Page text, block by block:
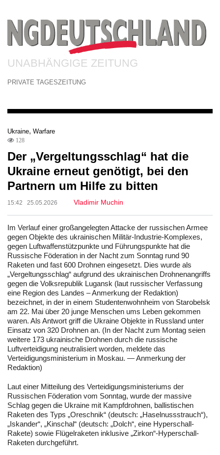
UNABHÄNGIGE ZEITUNG
PRIVATE TAGESZEITUNG
Ukraine, Warfare
128
Der „Vergeltungsschlag“ hat die
Ukraine erneut genötigt, bei den
Partnern um Hilfe zu bitten
15:42 25.05.2026 Vladimir Muchin
Im Verlauf einer großangelegten Attacke der russischen Armee
gegen Objekte des ukrainischen Militär-Industrie-Komplexes,
gegen Luftwaffenstützpunkte und Führungspunkte hat die
Russische Föderation in der Nacht zum Sonntag rund 90
Raketen und fast 600 Drohnen eingesetzt. Dies wurde als
„Vergeltungsschlag“ aufgrund des ukrainischen Drohnenangriffs
gegen die Volksrepublik Lugansk (laut russischer Verfassung
eine Region des Landes – Anmerkung der Redaktion)
bezeichnet, in der in einem Studentenwohnheim von Starobelsk
am 22. Mai über 20 junge Menschen ums Leben gekommen
waren. Als Antwort griff die Ukraine Objekte in Russland unter
Einsatz von 320 Drohnen an. (In der Nacht zum Montag seien
weitere 173 ukrainische Drohnen durch die russische
Luftverteidigung neutralisiert worden, meldete das
Verteidigungsministerium in Moskau. — Anmerkung der
Redaktion)
Laut einer Mitteilung des Verteidigungsministeriums der
Russischen Föderation vom Sonntag, wurde der massive
Schlag gegen die Ukraine mit Kampfdrohnen, ballistischen
Raketen des Typs „Oreschnik“ (deutsch: „Haselnussstrauch“),
„Iskander“, „Kinschal“ (deutsch: „Dolch“, eine Hyperschall-
Rakete) sowie Flügelraketen inklusive „Zirkon“-Hyperschall-
Raketen durchgeführt.